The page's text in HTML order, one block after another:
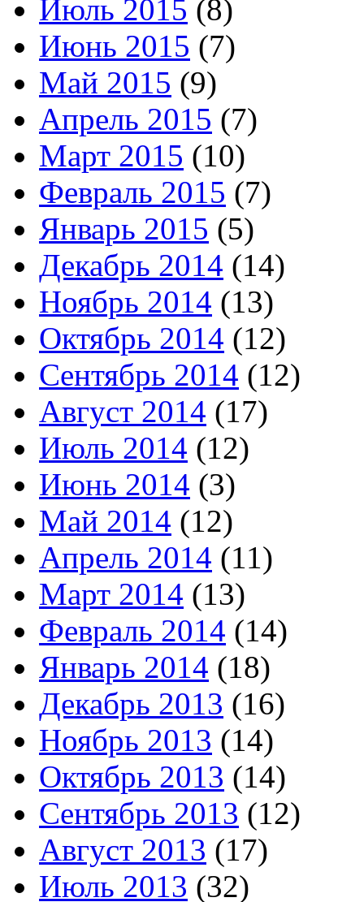
Июль 2015 (8)
Июнь 2015 (7)
Май 2015 (9)
Апрель 2015 (7)
Март 2015 (10)
Февраль 2015 (7)
Январь 2015 (5)
Декабрь 2014 (14)
Ноябрь 2014 (13)
Октябрь 2014 (12)
Сентябрь 2014 (12)
Август 2014 (17)
Июль 2014 (12)
Июнь 2014 (3)
Май 2014 (12)
Апрель 2014 (11)
Март 2014 (13)
Февраль 2014 (14)
Январь 2014 (18)
Декабрь 2013 (16)
Ноябрь 2013 (14)
Октябрь 2013 (14)
Сентябрь 2013 (12)
Август 2013 (17)
Июль 2013 (32)